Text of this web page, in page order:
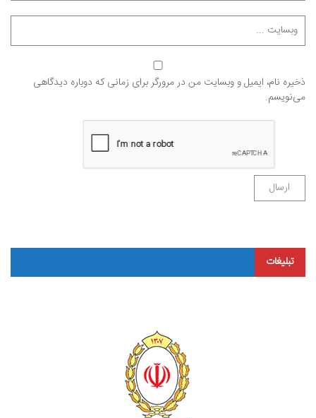
ذخیره نام، ایمیل و وبسایت من در مرورگر برای زمانی که دوباره دیدگاهی
می‌نویسم.
تبلیغات